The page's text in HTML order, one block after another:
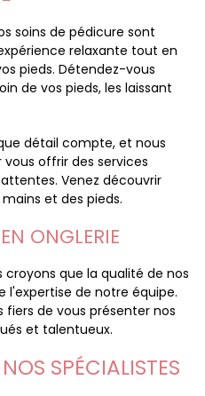
soins de pédicure sont
relaxante tout en
pieds. Détendez-vous
de vos pieds, les laissant
détail compte, et nous
offrir des services
Venez découvrir
et des pieds.
ONGLERIE
croyons que la qualité de nos
l'expertise de notre équipe.
de vous présenter nos
et talentueux.
SPÉCIALISTES